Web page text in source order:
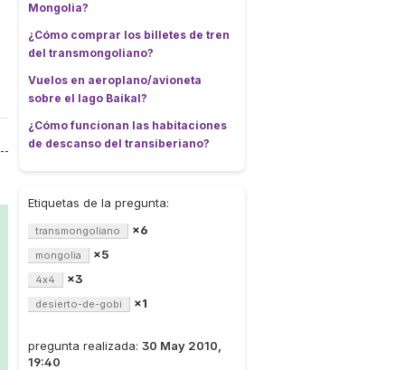
Mongolia?
¿Cómo comprar los billetes de tren
del transmongoliano?
Vuelos en aeroplano/avioneta
sobre el lago Baikal?
¿Cómo funcionan las habitaciones
de descanso del transiberiano?
Etiquetas de la pregunta:
transmongoliano ×6
mongolia ×5
4x4 ×3
desierto-de-gobi ×1
pregunta realizada: 30 May 2010,
19:40